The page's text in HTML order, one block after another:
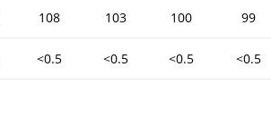
108 103 100 99
<0.5 <0.5 <0.5 <0.5